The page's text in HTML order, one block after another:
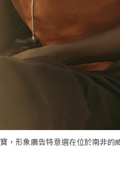
形象廣告特意選在位於南非的